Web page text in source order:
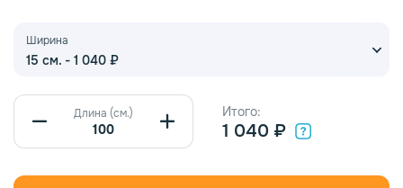
Ширина
15 см. - 1 040 ₽
Длина (см.) Итого:
1 040 ₽